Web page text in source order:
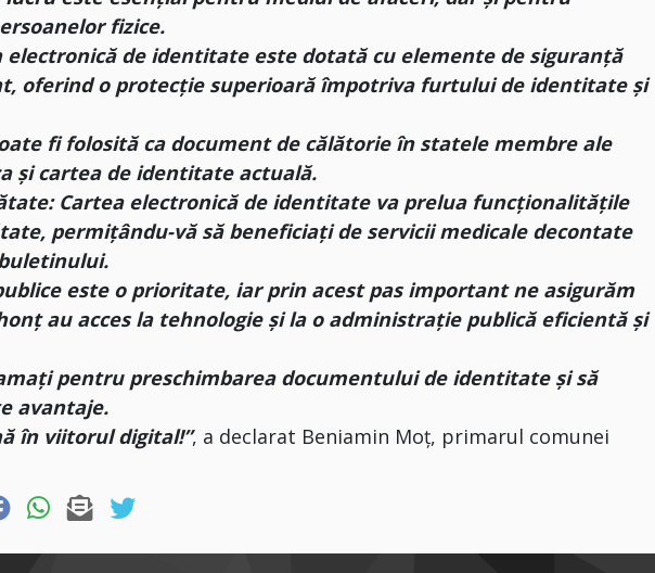
fizice.
electronică de identitate este dotată cu elemente de siguranță
oferind o protecție superioară împotriva furtului de identitate și
fi folosită ca document de călătorie în statele membre ale
și cartea de identitate actuală.
Cartea electronică de identitate va prelua funcționalitățile
permițându-vă să beneficiați de servicii medicale decontate
este o prioritate, iar prin acest pas important ne asigurăm
au acces la tehnologie și la o administrație publică eficientă și
pentru preschimbarea documentului de identitate și să
avantaje.
în viitorul digital!”, a declarat Beniamin Moț, primarul comunei